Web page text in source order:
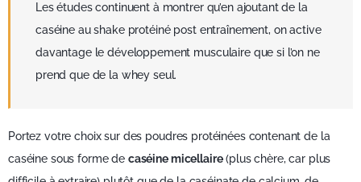
Les études continuent à montrer qu’en ajoutant de la
caséine au shake protéiné post entraînement, on active
davantage le développement musculaire que si l’on ne
prend que de la whey seul.
Portez votre choix sur des poudres protéinées contenant de la
caséine sous forme de caséine micellaire(plus chère, car plus